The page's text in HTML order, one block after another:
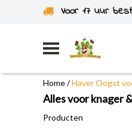
Voor 17 uur
Uit eigen
Home/Haver Oogst
Alles voor knager
Producten